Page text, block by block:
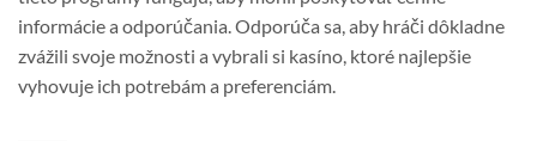
informácie a odporúčania. Odporúča sa, aby hráči dôkladne
zvážili svoje možnosti a vybrali si kasíno, ktoré najlepšie
vyhovuje ich potrebám a preferenciám.